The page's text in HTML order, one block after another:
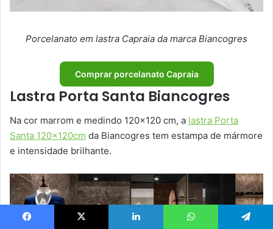
Porcelanato em lastra Capraia da marca Biancogres
Comprar porcelanato Capraia
Lastra Porta Santa Biancogres
Na cor marrom e medindo 120×120 cm, a lastra Porta
Santa 120x120cm da Biancogres tem estampa de mármore
e intensidade brilhante.